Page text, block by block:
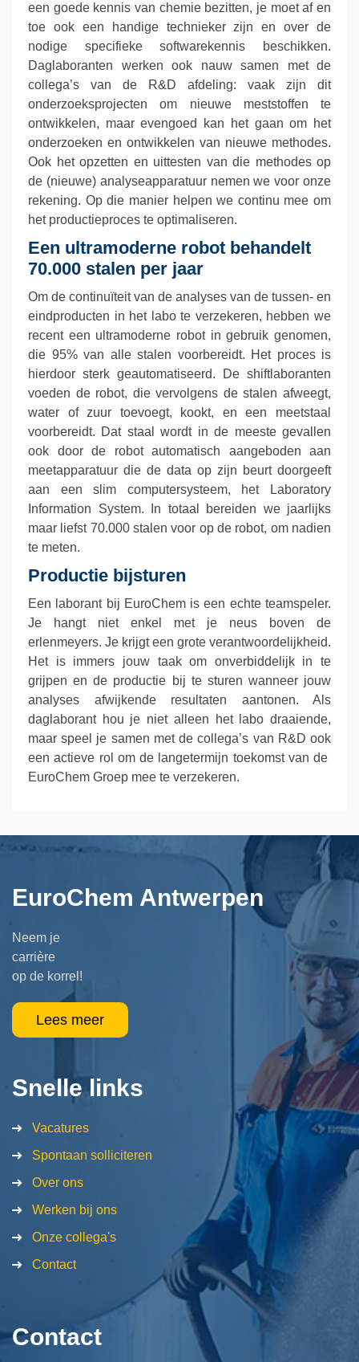
een goede kennis van chemie bezitten, je moet af en
toe ook een handige technieker zijn en over de
nodige specifieke softwarekennis beschikken.
Daglaboranten werken ook nauw samen met de
collega’s van de R&D afdeling: vaak zijn dit
onderzoeksprojecten om nieuwe meststoffen te
ontwikkelen, maar evengoed kan het gaan om het
onderzoeken en ontwikkelen van nieuwe methodes.
Ook het opzetten en uittesten van die methodes op
de (nieuwe) analyseapparatuur nemen we voor onze
rekening. Op die manier helpen we continu mee om
het productieproces te optimaliseren.
Een ultramoderne robot behandelt
70.000 stalen per jaar
Om de continuïteit van de analyses van de tussen- en
eindproducten in het labo te verzekeren, hebben we
recent een ultramoderne robot in gebruik genomen,
die 95% van alle stalen voorbereidt. Het proces is
hierdoor sterk geautomatiseerd. De shiftlaboranten
voeden de robot, die vervolgens de stalen afweegt,
water of zuur toevoegt, kookt, en een meetstaal
voorbereidt. Dat staal wordt in de meeste gevallen
ook door de robot automatisch aangeboden aan
meetapparatuur die de data op zijn beurt doorgeeft
aan een slim computersysteem, het Laboratory
Information System. In totaal bereiden we jaarlijks
maar liefst 70.000 stalen voor op de robot, om nadien
te meten.
Productie bijsturen
Een laborant bij EuroChem is een echte teamspeler.
Je hangt niet enkel met je neus boven de
erlenmeyers. Je krijgt een grote verantwoordelijkheid.
Het is immers jouw taak om onverbiddelijk in te
grijpen en de productie bij te sturen wanneer jouw
analyses afwijkende resultaten aantonen. Als
daglaborant hou je niet alleen het labo draaiende,
maar speel je samen met de collega’s van R&D ook
een actieve rol om de langetermijn toekomst van de
EuroChem Groep mee te verzekeren.
EuroChem Antwerpen
Neem je
carrière
op de korrel!
Lees meer
Snelle links
Vacatures
Spontaan solliciteren
Over ons
Werken bij ons
Onze collega's
Contact
Contact